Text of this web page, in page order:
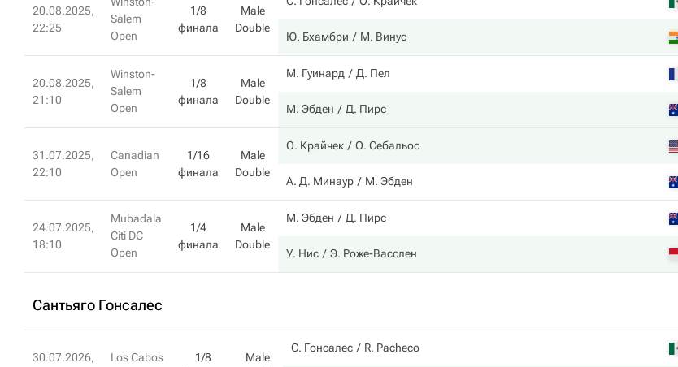
20.08.2025,
22:25
Salem
Open
1/8
финала
Male
Double
Ю. Бхамбри М. Винус
20.08.2025,
21:10
Winston-
Salem
Open
1/8
финала
Male
Double
М. Гуинард Д. Пел
М. Эбден Д. Пирс
31.07.2025,
22:10
Canadian
Open
1/16
финала
Male
Double
О. Крайчек О. Себальос
А. Д. Минаур М. Эбден
24.07.2025,
18:10
Mubadala
Citi DC
Open
1/4
финала
Male
Double
М. Эбден Д. Пирс
У. Нис Э. Роже-Васслен
Сантьяго Гонсалес
30.07.2026,
Los Cabos
1/8
Male
С. Гонсалес R. Pacheco